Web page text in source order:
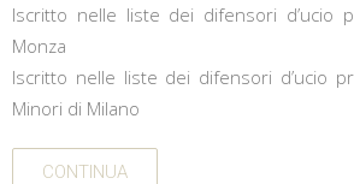
Iscritto nelle liste dei difensori d’ucio
Monza
Iscritto nelle liste dei difensori d’ucio
Minori di Milano
CONTINUA